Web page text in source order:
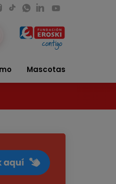
Mascotas